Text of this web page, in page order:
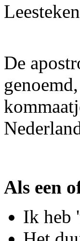
De
Als een
Ik heb